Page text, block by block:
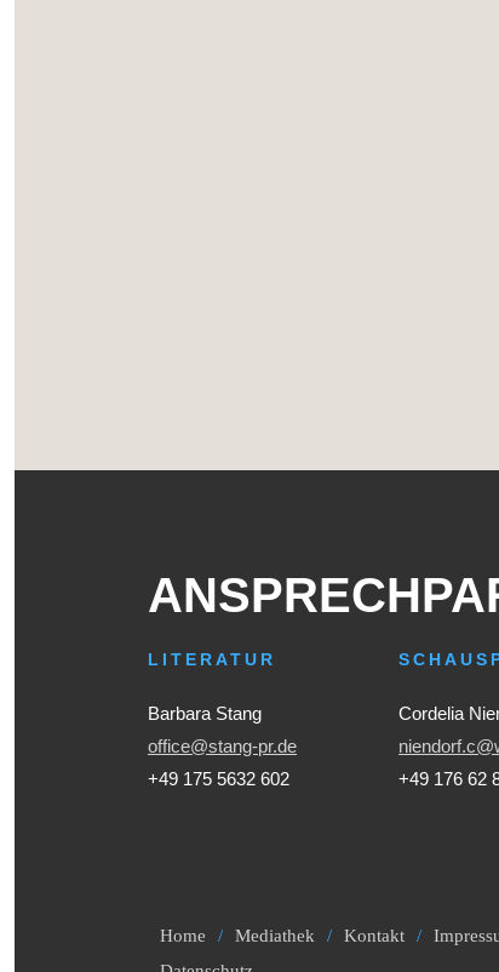
LITERATUR
Barbara Stang
office@stang-pr.de
+49 175 5632 602
Cordelia
+49 176 62
Home Mediathek Kontakt